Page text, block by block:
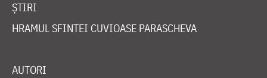
ȘTIRI
HRAMUL SFINTEI CUVIOASE PARASCHEVA
AUTORI